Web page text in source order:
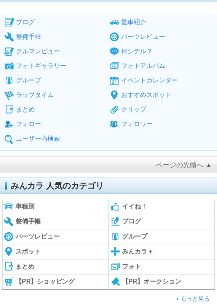
ブログ
愛車紹介
整備手帳
パーツレビュー
クルマレビュー
何シテル？
フォトギャラリー
フォトアルバム
グループ
イベントカレンダー
ラップタイム
おすすめスポット
まとめ
クリップ
フォロー
フォロワー
ユーザー内検索
ページの先頭へ ▲
みんカラ 人気のカテゴリ
車種別 イイね！
整備手帳 ブログ
パーツレビュー グループ
スポット みんカラ＋
まとめ フォト
【PR】ショッピング 【PR】オークション
もっと見る